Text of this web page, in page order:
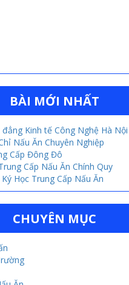
BÀI MỚI NHẤT
Kinh tế Công Nghệ Hà Nội
Nấu Ăn Chuyên Nghiệp
Cấp Đông Đô
Cấp Nấu Ăn Chính Quy
Học Trung Cấp Nấu Ăn
CHUYÊN MỤC